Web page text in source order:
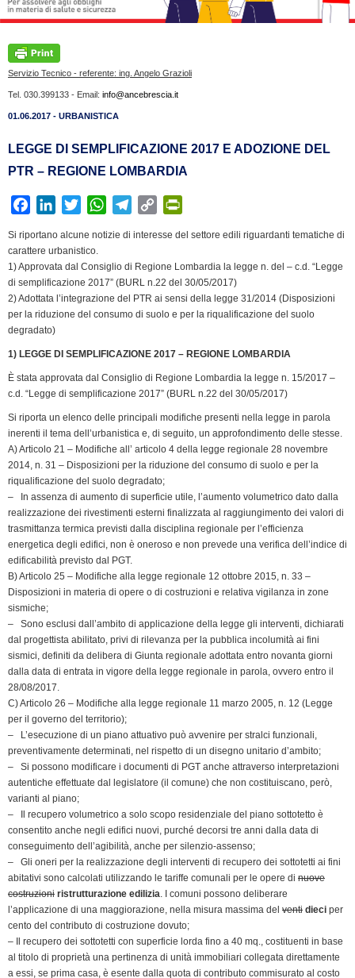
Servizio Tecnico - referente: ing. Angelo Grazioli
Tel. 030.399133 - Email: info@ancebrescia.it
01.06.2017 - URBANISTICA
LEGGE DI SEMPLIFICAZIONE 2017 E ADOZIONE DEL
PTR – REGIONE LOMBARDIA
c
e
b
o
o
k
n
k
e
d
I
i
t
t
e
r
W
a
t
s
A
p
l
e
g
r
a
C
p
y
L
i
n
i
n
t
F
r
e
n
d
l
y
Si riportano alcune notizie di interesse del settore edili riguardanti tematiche di
carattere urbanistico.
1) Approvata dal Consiglio di Regione Lombardia la legge n. del – c.d. “Legge
di semplificazione 2017” (BURL n.22 del 30/05/2017)
2) Adottata l’integrazione del PTR ai sensi della legge 31/2014 (Disposizioni
per la riduzione del consumo di suolo e per la riqualificazione del suolo
degradato)
1) LEGGE DI SEMPLIFICAZIONE 2017 – REGIONE LOMBARDIA
È stata approvata dal Consiglio di Regione Lombardia la legge n. 15/2017 –
c.d. “Legge di semplificazione 2017” (BURL n.22 del 30/05/2017)
Si riporta un elenco delle principali modifiche presenti nella legge in parola
inerenti il tema dell’urbanistica e, di seguito, un approfondimento delle stesse.
A) Articolo 21 – Modifiche all’ articolo 4 della legge regionale 28 novembre
2014, n. 31 – Disposizioni per la riduzione del consumo di suolo e per la
riqualificazione del suolo degradato;
– In assenza di aumento di superficie utile, l’aumento volumetrico dato dalla
realizzazione dei rivestimenti esterni finalizzata al raggiungimento dei valori di
trasmittanza termica previsti dalla disciplina regionale per l’efficienza
energetica degli edifici, non è oneroso e non prevede una verifica dell’indice di
edificabilità previsto dal PGT.
B) Articolo 25 – Modifiche alla legge regionale 12 ottobre 2015, n. 33 –
Disposizioni in materia di opere o di costruzioni e relativa vigilanza in zone
sismiche;
– Sono esclusi dall’ambito di applicazione della legge gli interventi, dichiarati
dal progettista abilitato, privi di rilevanza per la pubblica incolumità ai fini
sismici, definiti da delibera di Giunta regionale adottata entro novanta giorni
dalla data di entrata in vigore della legge regionale in parola, ovvero entro il
28/08/2017.
C) Articolo 26 – Modifiche alla legge regionale 11 marzo 2005, n. 12 (Legge
per il governo del territorio);
– L’esecuzione di un piano attuativo può avvenire per stralci funzionali,
preventivamente determinati, nel rispetto di un disegno unitario d’ambito;
– Si possono modificare i documenti di PGT anche attraverso interpretazioni
autentiche effettuate dal legislatore (il comune) che non costituiscano, però,
varianti al piano;
– Il recupero volumetrico a solo scopo residenziale del piano sottotetto è
consentito anche negli edifici nuovi, purché decorsi tre anni dalla data di
conseguimento dell’agibilità, anche per silenzio-assenso;
– Gli oneri per la realizzazione degli interventi di recupero dei sottotetti ai fini
abitativi sono calcolati utilizzando le tariffe comunali per le opere di nuove
costruzioni ristrutturazione edilizia. I comuni possono deliberare
l’applicazione di una maggiorazione, nella misura massima del venti dieci per
cento del contributo di costruzione dovuto;
– Il recupero dei sottotetti con superficie lorda fino a 40 mq., costituenti in base
al titolo di proprietà una pertinenza di unità immobiliari collegata direttamente
a essi, se prima casa, è esente dalla quota di contributo commisurato al costo